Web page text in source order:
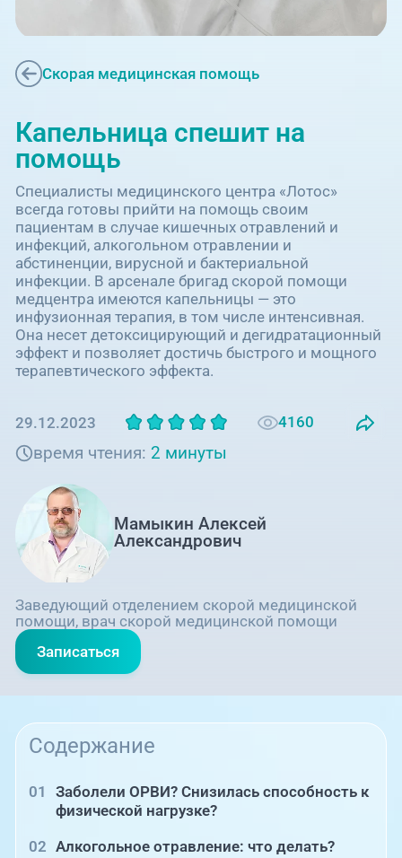
Блог врачей
Новости
Пациентам
PreventAGE
+7 (351) 220-00-03
+7 (351) 220-03-03
+7 (7142) 927-003
Справочный телефон для
жителей Казахстана
Скорая медицинская помощь
Капельница спешит на
помощь
Специалисты медицинского центра «Лотос»
всегда готовы прийти на помощь своим
пациентам в случае кишечных отравлений и
инфекций, алкогольном отравлении и
абстиненции, вирусной и бактериальной
инфекции. В арсенале бригад скорой помощи
медцентра имеются капельницы — это
инфузионная терапия, в том числе интенсивная.
Она несет детоксицирующий и дегидратационный
эффект и позволяет достичь быстрого и мощного
терапевтического эффекта.
29.12.2023 4160
время чтения: 2 минуты
Мамыкин Алексей
Александрович
Заведующий отделением скорой медицинской
помощи, врач скорой медицинской помощи
Записаться
Содержание
Заболели ОРВИ? Снизилась способность к
физической нагрузке?
Алкогольное отравление: что делать?